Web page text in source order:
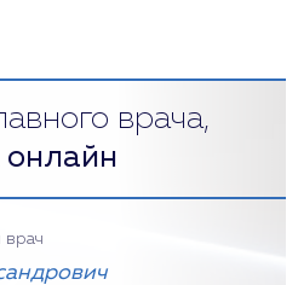
врача,
онлайн
врач